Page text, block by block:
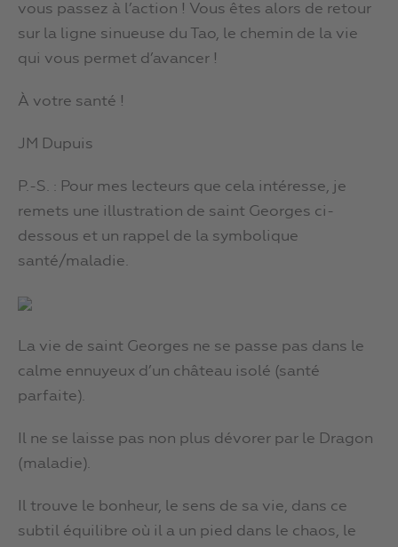
vous passez à l’action ! Vous êtes alors de retour
sur la ligne sinueuse du Tao, le chemin de la vie
qui vous permet d’avancer !
À votre santé !
JM Dupuis
P.-S. : Pour mes lecteurs que cela intéresse, je
remets une illustration de saint Georges ci-
dessous et un rappel de la symbolique
santé/maladie.
La vie de saint Georges ne se passe pas dans le
calme ennuyeux d’un château isolé (santé
parfaite).
Il ne se laisse pas non plus dévorer par le Dragon
(maladie).
Il trouve le bonheur, le sens de sa vie, dans ce
subtil équilibre où il a un pied dans le chaos, le